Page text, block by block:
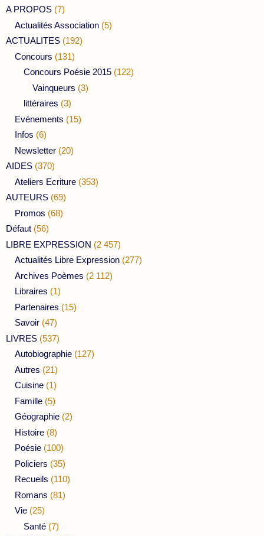
A PROPOS (7)
Actualités Association (5)
ACTUALITES (192)
Concours (131)
Concours Poésie 2015 (122)
Vainqueurs (3)
littéraires (3)
Evénements (15)
Infos (6)
Newsletter (20)
AIDES (370)
Ateliers Ecriture (353)
AUTEURS (69)
Promos (68)
Défaut (56)
LIBRE EXPRESSION (2 457)
Actualités Libre Expression (277)
Archives Poèmes (2 112)
Libraires (1)
Partenaires (15)
Savoir (47)
LIVRES (537)
Autobiographie (127)
Autres (21)
Cuisine (1)
Famille (5)
Géographie (2)
Histoire (8)
Poésie (100)
Policiers (35)
Recueils (110)
Romans (81)
Vie (25)
Santé (7)